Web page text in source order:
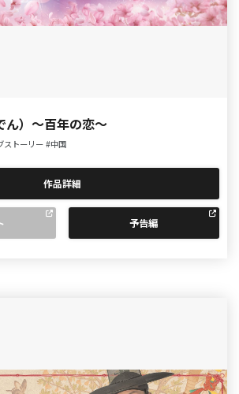
ん）～百年の恋～
ストーリー #中国
作品詳細
予告編